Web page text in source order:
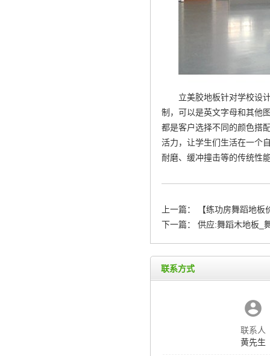
立美胶地板针对学校设
制，可以是英文字母和其他
都是客户选择不同的颜色搭
活力，让学生们生活在一个
耐磨、缓冲撞击等的传统性
上一篇：
【练功房舞蹈地
下一篇：
供应:舞蹈木地板_
联系方式
联系人
黄先生